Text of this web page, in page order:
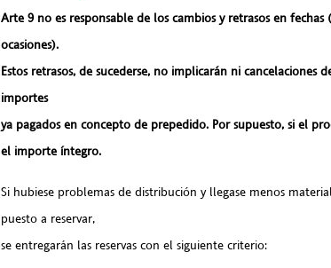
Arte 9 no es responsable de los cambios y retrasos en fechas
ocasiones).
Estos retrasos, de sucederse, no implicarán ni cancelaciones
importes
ya pagados en concepto de prepedido. Por supuesto, si el
el importe íntegro.
Si hubiese problemas de distribución y llegase menos
puesto a reservar,
se entregarán las reservas con el siguiente criterio: